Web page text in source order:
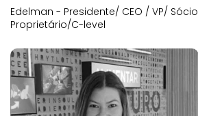
Edelman - Presidente/ CEO / VP/ Sócio
Proprietário/C-level